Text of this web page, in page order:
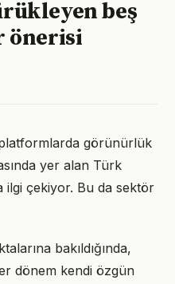
beş
önerisi
görünürlük
yer alan Türk
ilgi çekiyor. Bu da sektör
bakıldığında,
dönem kendi özgün